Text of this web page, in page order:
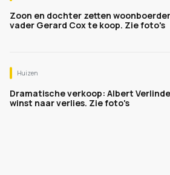
Zoon en dochter zetten
vader Gerard Cox te koop. Zie foto's
Huizen
Dramatische verkoop: Albert
winst naar verlies. Zie foto's